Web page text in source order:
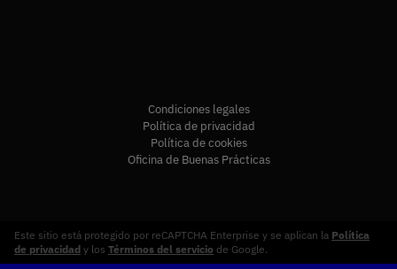
Condiciones legales
Política de privacidad
Política de cookies
Oficina de Buenas Prácticas
Este sitio está protegido por reCAPTCHA Enterprise y se aplican la Política
de privacidad y los Términos del servicio de Google.